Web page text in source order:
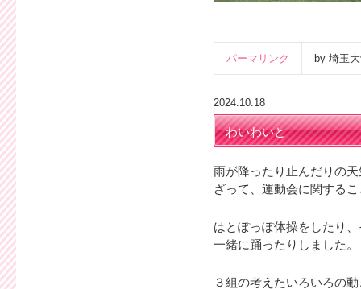
パーマリンク by 埼玉
2024.10.18
わいわいと
雨が降ったり止んだりの
ざって、運動会に関する
はとぽっぽ体操をしたり
一緒に踊ったりしました。
３組の考えたいろいろの